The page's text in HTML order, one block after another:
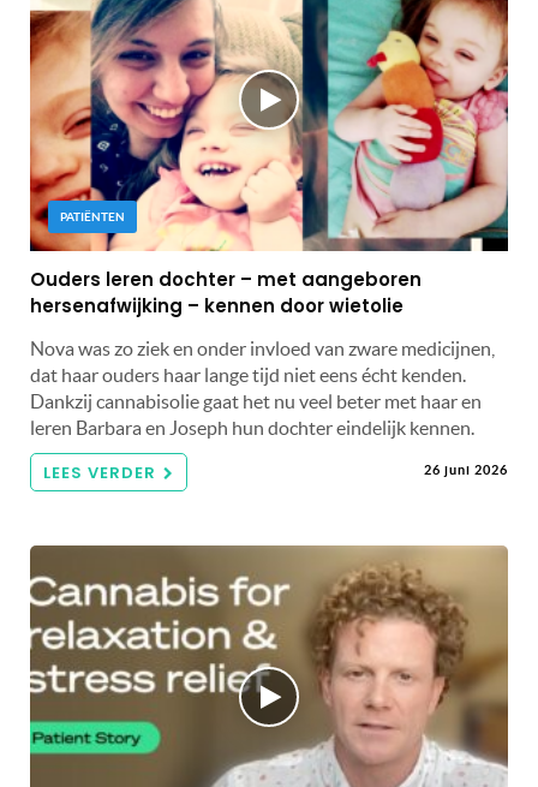
PATIËNTEN
Ouders leren dochter – met aangeboren
hersenafwijking – kennen door wietolie
Nova was zo ziek en onder invloed van zware medicijnen,
dat haar ouders haar lange tijd niet eens écht kenden.
Dankzij cannabisolie gaat het nu veel beter met haar en
leren Barbara en Joseph hun dochter eindelijk kennen.
LEES VERDER 26 juni 2026